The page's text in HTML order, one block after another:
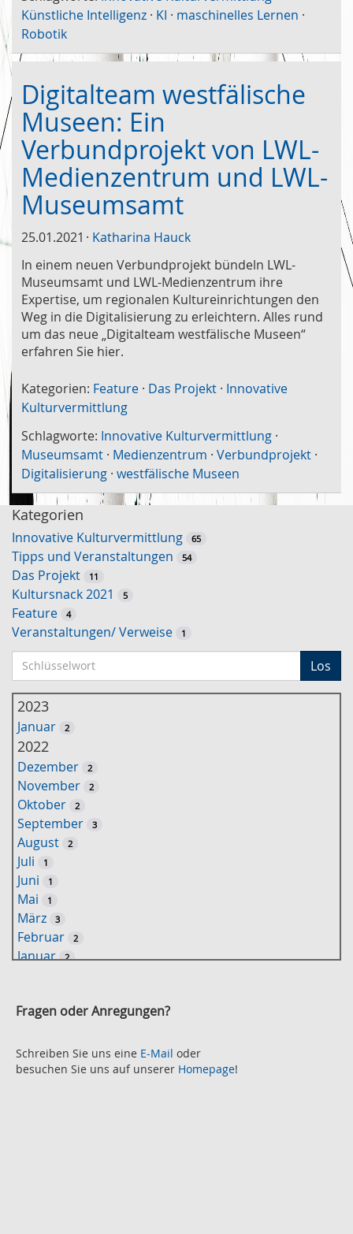
Künstliche Intelligenz · KI · maschinelles Lernen ·
Robotik
Digitalteam westfälische
Museen: Ein
Verbundprojekt von LWL-
Medienzentrum und LWL-
Museumsamt
25.01.2021
Katharina Hauck
In einem neuen Verbundprojekt bündeln LWL-
Museumsamt und LWL-Medienzentrum ihre
Expertise, um regionalen Kultureinrichtungen den
Weg in die Digitalisierung zu erleichtern. Alles rund
um das neue „Digitalteam westfälische Museen“
erfahren Sie hier.
Kategorien: Feature · Das Projekt · Innovative
Kulturvermittlung
Schlagworte: Innovative Kulturvermittlung ·
Museumsamt · Medienzentrum · Verbundprojekt ·
Digitalisierung · westfälische Museen
Kategorien
Innovative Kulturvermittlung 65
Tipps und Veranstaltungen 54
Das Projekt 11
Kultursnack 2021 5
Feature 4
Veranstaltungen/ Verweise 1
c
h
ü
w
o
r
u
c
Los
2023
Januar 2
2022
Dezember 2
November 2
Oktober 2
September 3
August 2
Juli 1
Juni 1
Mai 1
März 3
Februar 2
Januar 2
Oktober 2
August 2
Juli 2
Fragen oder Anregungen?
Schreiben Sie uns eine E-Mail oder
besuchen Sie uns auf unserer Homepage!